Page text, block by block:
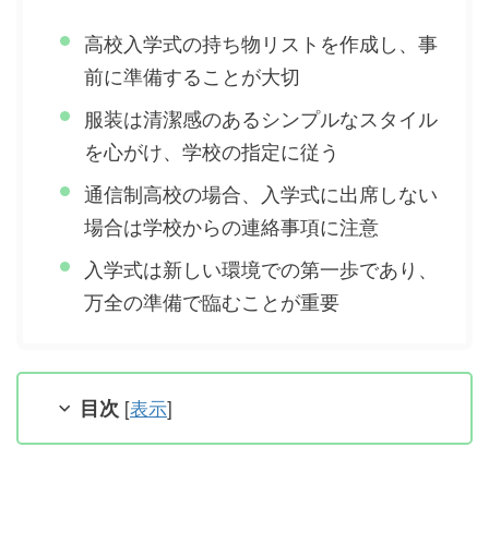
高校入学式の持ち物リストを作成し、事
前に準備することが大切
服装は清潔感のあるシンプルなスタイル
を心がけ、学校の指定に従う
通信制高校の場合、入学式に出席しない
場合は学校からの連絡事項に注意
入学式は新しい環境での第一歩であり、
万全の準備で臨むことが重要
目次 [表示]